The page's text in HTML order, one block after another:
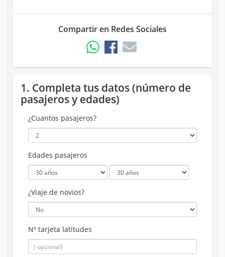
Compartir en Redes Sociales
1. Completa tus datos (número de
pasajeros y edades)
¿Cuantos pasajeros?
Edades pasajeros
¿Viaje de novios?
Nº tarjeta latitudes